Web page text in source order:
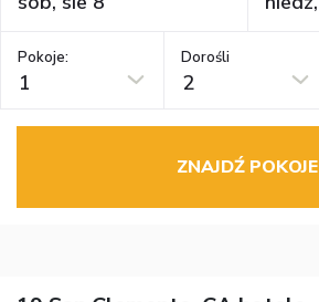
Pokoje:
1
Dorośli
2
ZNAJDŹ POKOJE